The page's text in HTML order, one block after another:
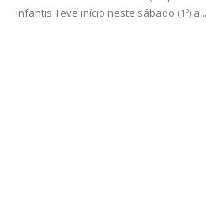
infantis Teve início neste sábado (1º) a...